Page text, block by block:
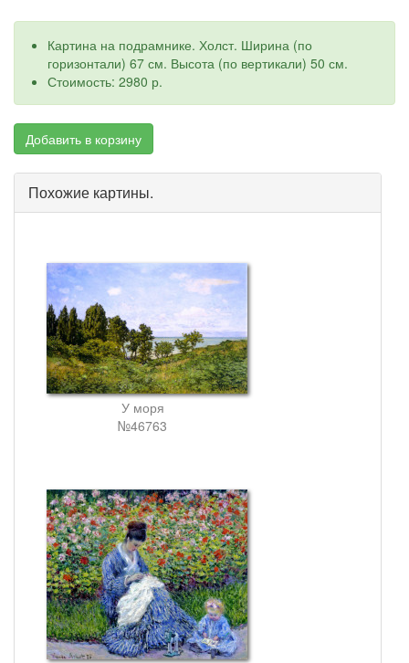
Картина на подрамнике. Холст. Ширина (по
горизонтали) 67 см. Высота (по вертикали) 50 см.
Стоимость: 2980 р.
Добавить в корзину
Похожие картины.
У моря
№46763